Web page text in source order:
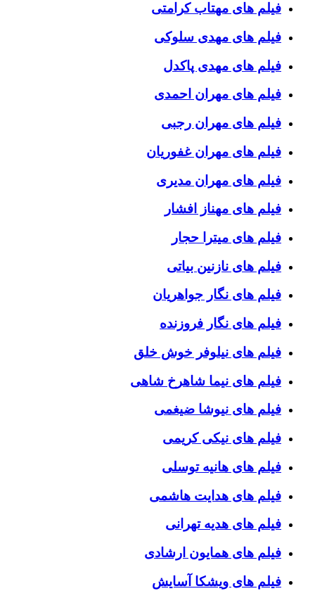
فیلم های مهتاب کرامتی
فیلم های مهدی سلوکی
فیلم های مهدی پاکدل
فیلم های مهران احمدی
فیلم های مهران رجبی
فیلم های مهران غفوریان
فیلم های مهران مدیری
فیلم های مهناز افشار
فیلم های میترا حجار
فیلم های نازنین بیاتی
فیلم های نگار جواهریان
فیلم های نگار فروزنده
فیلم های نیلوفر خوش خلق
فیلم های نیما شاهرخ شاهی
فیلم های نیوشا ضیغمی
فیلم های نیکی کریمی
فیلم های هانیه توسلی
فیلم های هدایت هاشمی
فیلم های هدیه تهرانی
فیلم های همایون ارشادی
فیلم های ویشکا آسایش